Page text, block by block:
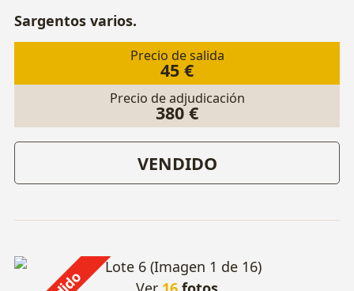
Sargentos varios.
Precio de salida
45 €
Precio de adjudicación
380 €
VENDIDO